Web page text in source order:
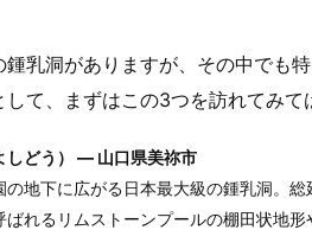
鍾乳洞がありますが、その中でも
て、まずはこの3つを訪れてみて
しどう） ― 山口県美祢市
の地下に広がる日本最大級の鍾乳洞。
ばれるリムストーンプールの棚田状地